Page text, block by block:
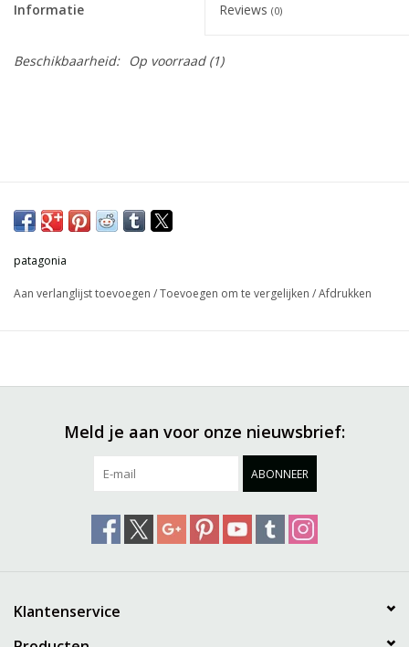
Informatie Reviews (0)
Beschikbaarheid: Op voorraad(1)
patagonia
Aan verlanglijst toevoegen /Toevoegen om te vergelijken /Afdrukken
Meld je aan voor onze nieuwsbrief:
ABONNEER
Klantenservice